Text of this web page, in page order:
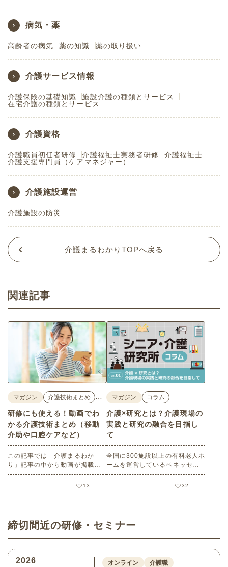
病気・薬
高齢者の病気 薬の知識 薬の取り扱い
介護サービス情報
介護保険の基礎知識
施設介護の種類とサービス
在宅介護の種類とサービス
介護資格
介護職員初任者研修 介護福祉士実務者研修
介護福祉士
介護支援専門員（ケアマネジャー）
介護施設運営
介護施設の防災
介護まるわかりTOPへ戻る
関連記事
マガジン 介護技術まとめ …
研修にも使える！動画でわ
かる介護技術まとめ（移動
介助や口腔ケアなど）
この記事では「介護まるわか
り」記事の中から動画が掲載さ
れている記事をご紹介します。
13
マガジン コラム
介護×研究とは？介護現場の
実践と研究の融合を目指し
て
全国に300施設以上の有料老人ホ
ームを運営しているベネッセス
タイルケアの社内シンクタンク
（研究機関）である「ベネッセ
現場で活躍されている方に向け
て、役立つ情報を発信する連載
コラム。記念すべき第1回目をお
届けいたします！
32
締切間近の研修・セミナー
2026 オンライン 介護職 …